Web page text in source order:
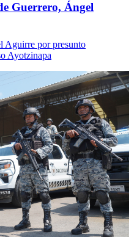
Guerrero, Ángel
Aguirre por presunto
Ayotzinapa